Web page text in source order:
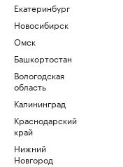
Екатеринбург
Новосибирск
Омск
Башкортостан
Вологодская
область
Калининград
Краснодарский
край
Нижний
Новгород